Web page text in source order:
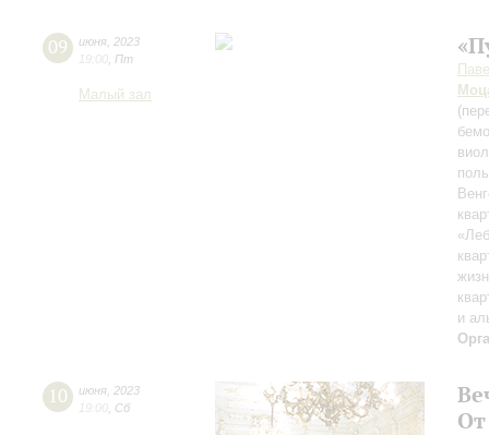
09 июня 2023
19:00 Пт
Малый зал
и
10 июня 2023
19:00 Сб